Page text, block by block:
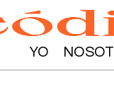
YO